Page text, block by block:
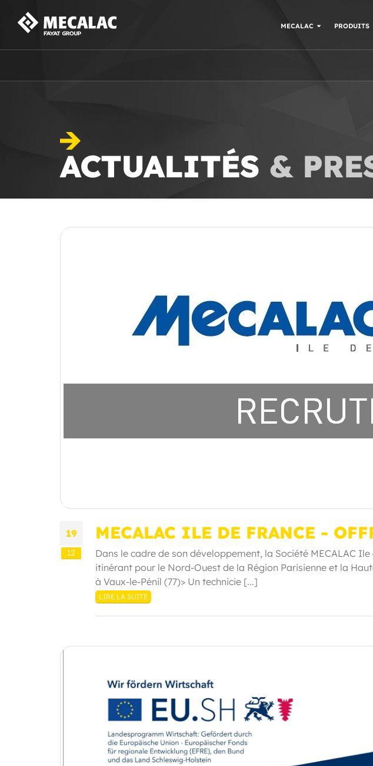
MECALAC PRODUITS
ACTUALITÉS &
19
12
MECALAC ILE DE FRANCE -
Dans le cadre de son développement, la Société MECALAC Ile
itinérant pour le Nord-Ouest de la Région Parisienne et la
à Vaux-le-Pénil (77)> Un technicie [...]
LIRE LA SUITE